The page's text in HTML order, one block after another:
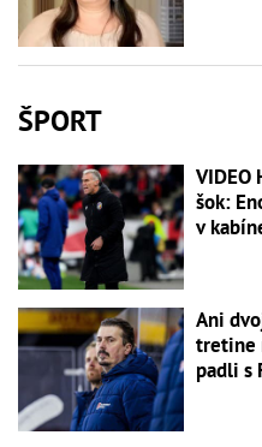
ŠPORT
VIDEO
šok:
v
Ani
tretine
padli s